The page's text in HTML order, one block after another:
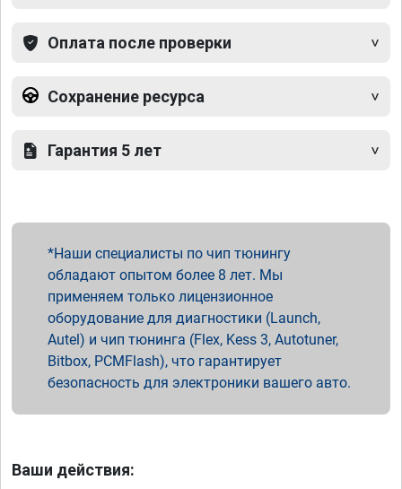
Оплата после проверки
Сохранение ресурса
Гарантия 5 лет
Наши специалисты по чип тюнингу
обладают опытом более 8 лет. Мы
применяем только лицензионное
оборудование для диагностики (Launch,
Autel) и чип тюнинга (Flex, Kess 3, Autotuner,
Bitbox, PCMFlash), что гарантирует
безопасность для электроники вашего авто.
Ваши действия: